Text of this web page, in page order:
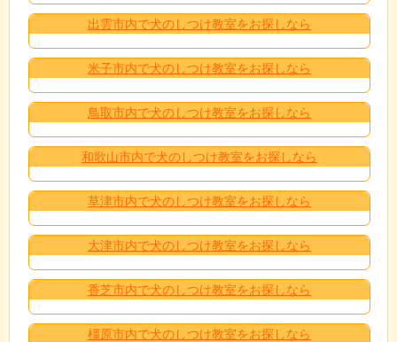
出雲市内で犬のしつけ教室をお探しなら
米子市内で犬のしつけ教室をお探しなら
鳥取市内で犬のしつけ教室をお探しなら
和歌山市内で犬のしつけ教室をお探しなら
草津市内で犬のしつけ教室をお探しなら
大津市内で犬のしつけ教室をお探しなら
香芝市内で犬のしつけ教室をお探しなら
橿原市内で犬のしつけ教室をお探しなら